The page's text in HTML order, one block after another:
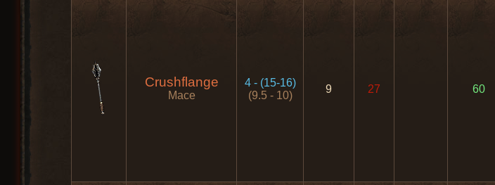
Crushflange
Mace
4 - (15-16)
(9.5 - 10)
9 27 60